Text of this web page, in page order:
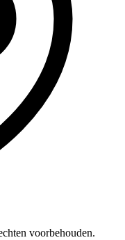
voorbehouden.